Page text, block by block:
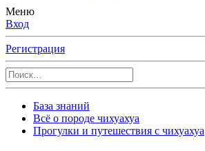
Меню
Вход
Регистрация
База знаний
Всё о породе чихуахуа
Прогулки и путешествия с чихуахуа